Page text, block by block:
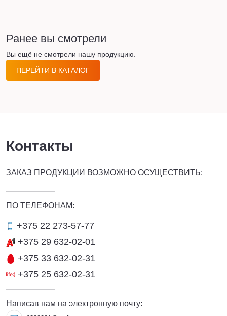
Ранее вы смотрели
Вы ещё не смотрели нашу продукцию.
ПЕРЕЙТИ В КАТАЛОГ
Контакты
ЗАКАЗ ПРОДУКЦИИ ВОЗМОЖНО ОСУЩЕСТВИТЬ:
ПО ТЕЛЕФОНАМ:
+375 22 273-57-77
+375 29 632-02-01
+375 33 632-02-31
+375 25 632-02-31
Написав нам на электронную почту: